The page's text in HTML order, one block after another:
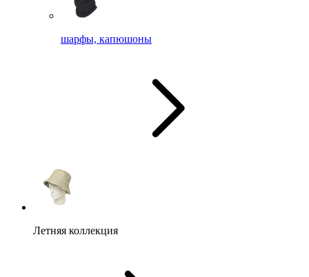
шарфы, капюшоны
Летняя коллекция